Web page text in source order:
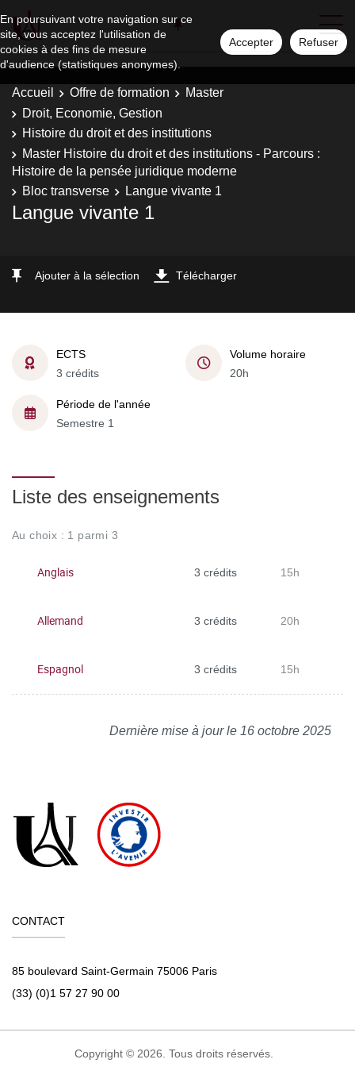
En poursuivant votre navigation sur ce
site, vous acceptez l'utilisation de
cookies à des fins de mesure
d'audience (statistiques anonymes).
Accepter Refuser
Accueil Offre de formation
Master
Droit, Economie, Gestion
Histoire du droit et des institutions
Master Histoire du droit et des institutions - Parcours :
Histoire de la pensée juridique moderne
Bloc transverse
Langue vivante 1
Langue vivante 1
Ajouter à la sélection Télécharger
ECTS
3 crédits
Volume horaire
20h
Période de l'année
Semestre 1
Liste des enseignements
Au choix : 1 parmi 3
Anglais 3 crédits 15h
Allemand 3 crédits 20h
Espagnol 3 crédits 15h
Dernière mise à jour le 16 octobre 2025
CONTACT
85 boulevard Saint-Germain 75006 Paris
(33) (0)1 57 27 90 00
Copyright © 2026. Tous droits réservés.